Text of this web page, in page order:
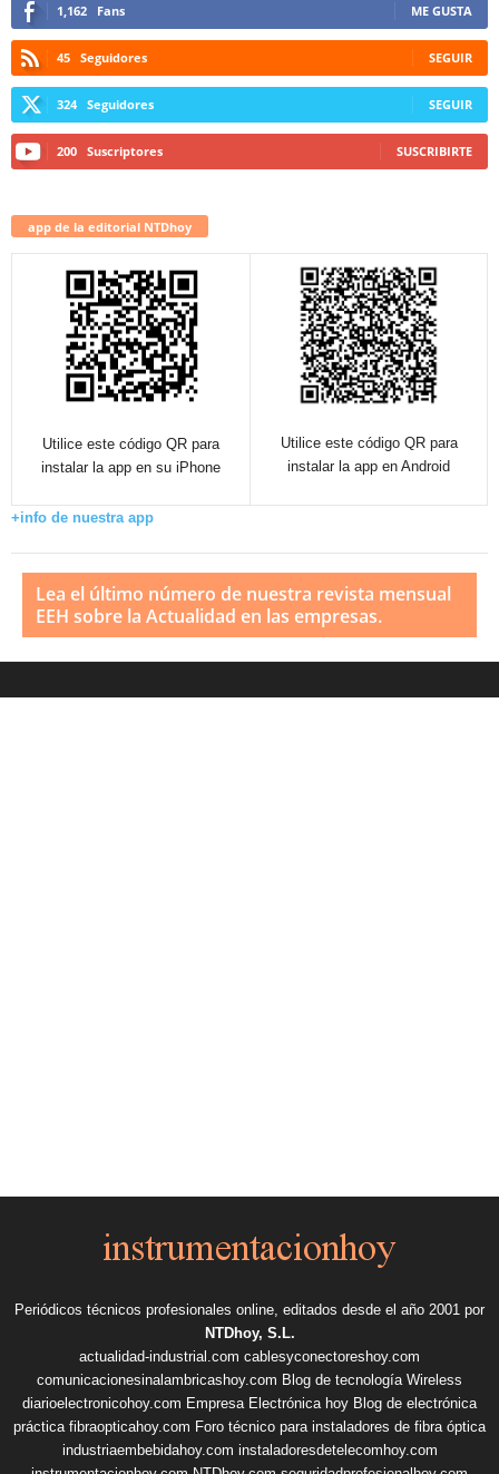
1,162 Fans ME GUSTA
45 Seguidores SEGUIR
324 Seguidores SEGUIR
200 Suscriptores SUSCRIBIRTE
app de la editorial NTDhoy
Utilice este código QR para
instalar la app en su iPhone
Utilice este código QR para
instalar la app en Android
+info de nuestra app
Lea el último número de nuestra revista mensual
EEH sobre la Actualidad en las empresas.
Periódicos técnicos profesionales online, editados desde el año 2001 por
NTDhoy, S.L.
actualidad-industrial.com cablesyconectoreshoy.com
comunicacionesinalambricashoy.com Blog de tecnología Wireless
diarioelectronicohoy.com Empresa Electrónica hoy Blog de electrónica
práctica fibraopticahoy.com Foro técnico para instaladores de fibra óptica
industriaembebidahoy.com instaladoresdetelecomhoy.com